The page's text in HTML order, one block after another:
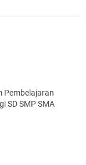
Pembelajaran
SD SMP SMA